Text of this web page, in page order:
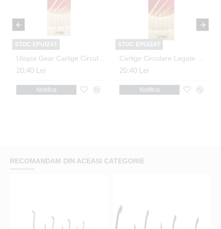
STOC EPUIZAT
20.40 Lei
Notifica
STOC EPUIZAT
20.40 Lei
Notifica
RECOMANDAM DIN ACEASI CATEGORIE